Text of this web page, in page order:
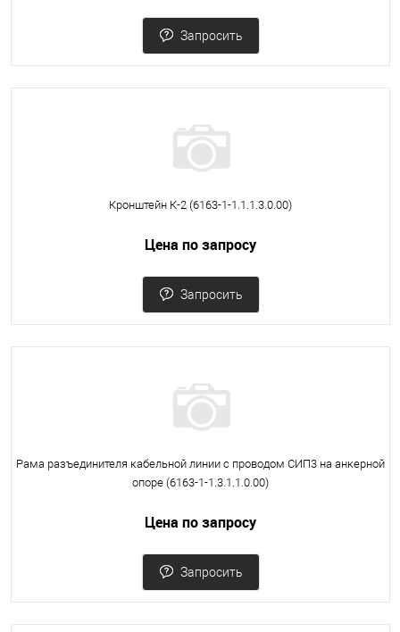
Запросить
Кронштейн К-2 (6163-1-1.1.1.3.0.00)
Цена по запросу
Запросить
Рама разъединителя кабельной линии с проводом СИП3 на анкерной
опоре (6163-1-1.3.1.1.0.00)
Цена по запросу
Запросить